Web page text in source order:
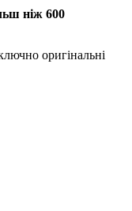
ніж 600
оригінальні